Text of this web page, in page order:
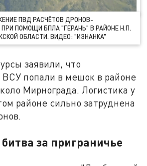
ПВД РАСЧЁТОВ ДРОНОВ-
ПРИ ПОМОЩИ БПЛА "ГЕРАНЬ" В РАЙОНЕ Н.П.
ОБЛАСТИ. ВИДЕО: "ИЗНАНКА"
заявили, что
ВСУ попали в мешок в районе
Мирнограда. Логистика у
районе сильно затруднена
за приграничье